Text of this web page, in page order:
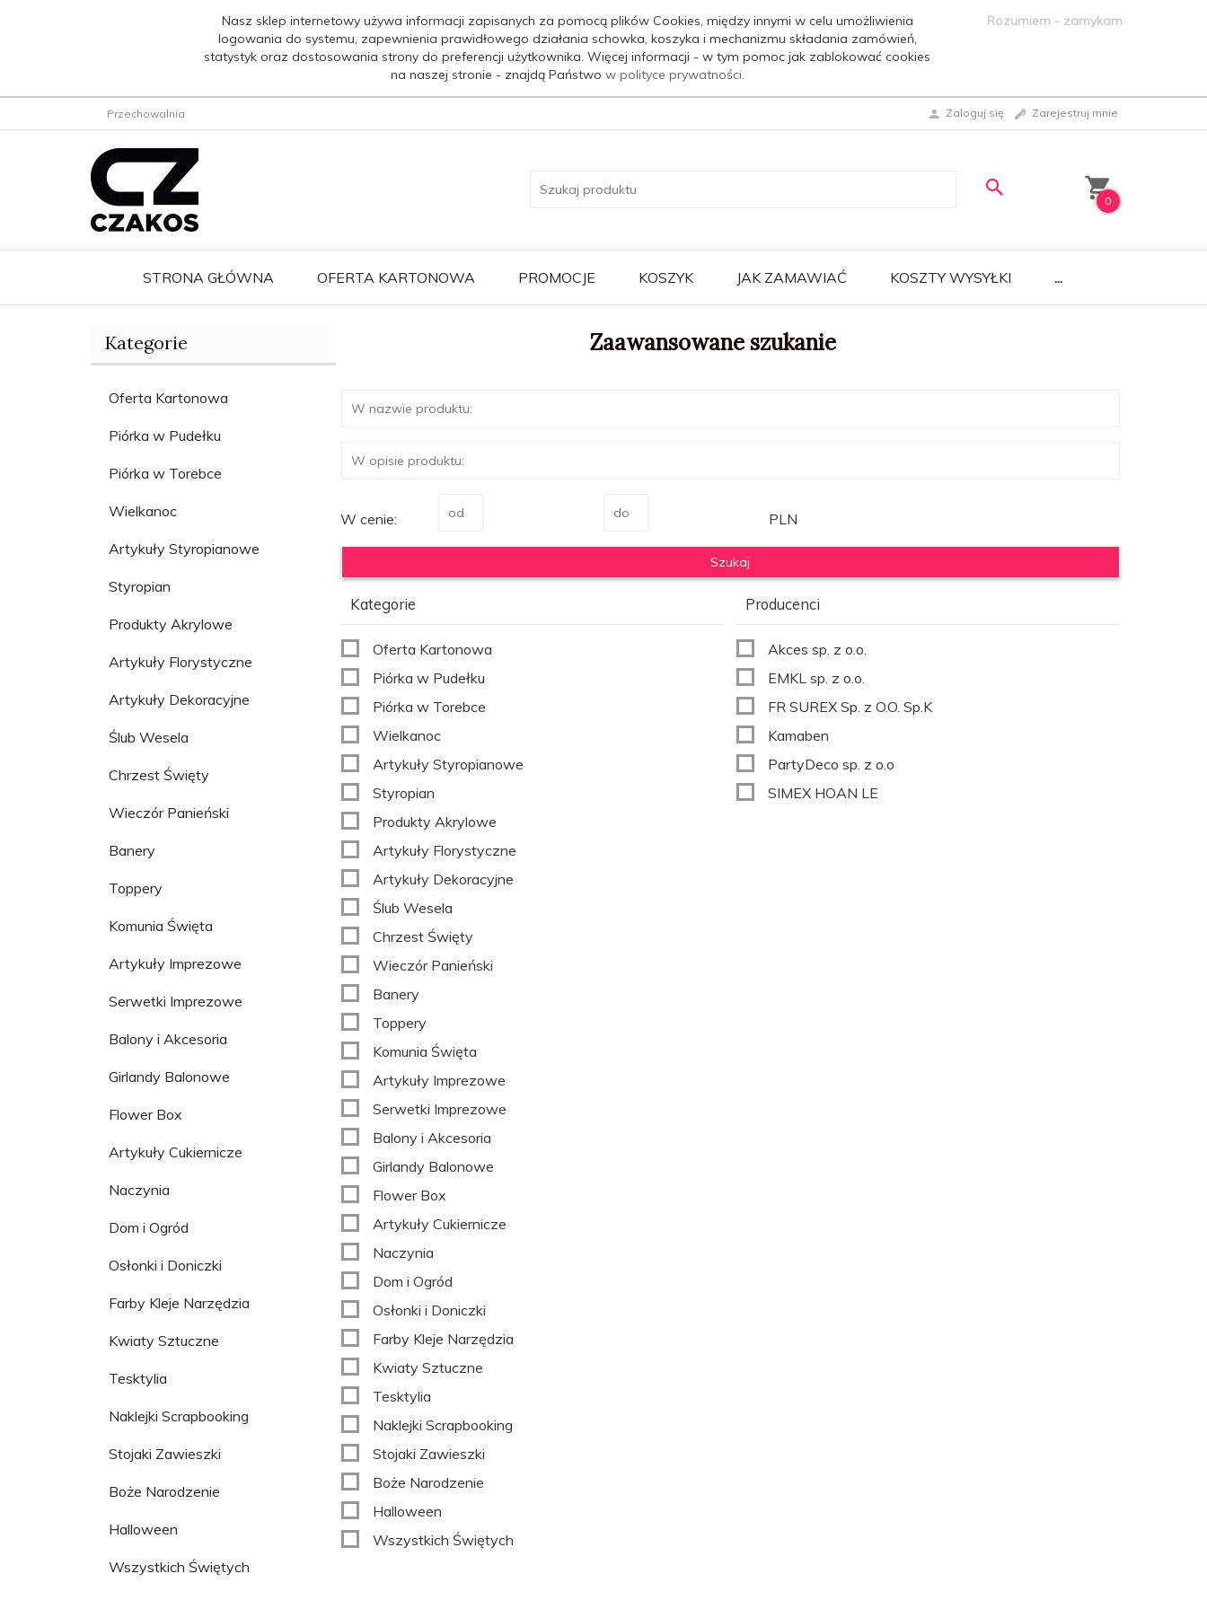
Nasz sklep internetowy używa informacji zapisanych za pomocą plików Cookies, między innymi w celu umożliwienia
logowania do systemu, zapewnienia prawidłowego działania schowka, koszyka i mechanizmu składania zamówień,
statystyk oraz dostosowania strony do preferencji użytkownika. Więcej informacji - w tym pomoc jak zablokować cookies
na naszej stronie - znajdą Państwo w polityce prywatności.
Rozumiem - zamykam
Przechowalnia Zaloguj się Zarejestruj mnie
0
STRONA GŁÓWNA OFERTA KARTONOWA PROMOCJE KOSZYK JAK ZAMAWIAĆ KOSZTY WYSYŁKI ...
Kategorie
Oferta Kartonowa
Piórka w Pudełku
Piórka w Torebce
Wielkanoc
Artykuły Styropianowe
Styropian
Produkty Akrylowe
Artykuły Florystyczne
Artykuły Dekoracyjne
Ślub Wesela
Chrzest Święty
Wieczór Panieński
Banery
Toppery
Komunia Święta
Artykuły Imprezowe
Serwetki Imprezowe
Balony i Akcesoria
Girlandy Balonowe
Flower Box
Artykuły Cukiernicze
Naczynia
Dom i Ogród
Osłonki i Doniczki
Farby Kleje Narzędzia
Kwiaty Sztuczne
Tesktylia
Naklejki Scrapbooking
Stojaki Zawieszki
Boże Narodzenie
Halloween
Wszystkich Świętych
Zaawansowane szukanie
W cenie: PLN
Kategorie
Oferta Kartonowa
Piórka w Pudełku
Piórka w Torebce
Wielkanoc
Artykuły Styropianowe
Styropian
Produkty Akrylowe
Artykuły Florystyczne
Artykuły Dekoracyjne
Ślub Wesela
Chrzest Święty
Wieczór Panieński
Banery
Toppery
Komunia Święta
Artykuły Imprezowe
Serwetki Imprezowe
Balony i Akcesoria
Girlandy Balonowe
Flower Box
Artykuły Cukiernicze
Naczynia
Dom i Ogród
Osłonki i Doniczki
Farby Kleje Narzędzia
Kwiaty Sztuczne
Tesktylia
Naklejki Scrapbooking
Stojaki Zawieszki
Boże Narodzenie
Halloween
Wszystkich Świętych
Producenci
Akces sp. z o.o.
EMKL sp. z o.o.
FR SUREX Sp. z O.O. Sp.K
Kamaben
PartyDeco sp. z o.o
SIMEX HOAN LE